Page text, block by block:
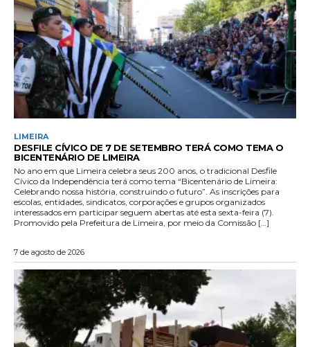
LIMEIRA
DESFILE CÍVICO DE 7 DE SETEMBRO TERÁ COMO TEMA O
BICENTENÁRIO DE LIMEIRA
No ano em que Limeira celebra seus 200 anos, o tradicional Desfile
Cívico da Independência terá como tema “Bicentenário de Limeira:
Celebrando nossa história, construindo o futuro”. As inscrições para
escolas, entidades, sindicatos, corporações e grupos organizados
interessados em participar seguem abertas até esta sexta-feira (7).
Promovido pela Prefeitura de Limeira, por meio da Comissão […]
7 de agosto de 2026